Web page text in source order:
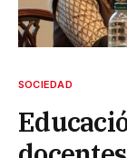
SOCIEDAD